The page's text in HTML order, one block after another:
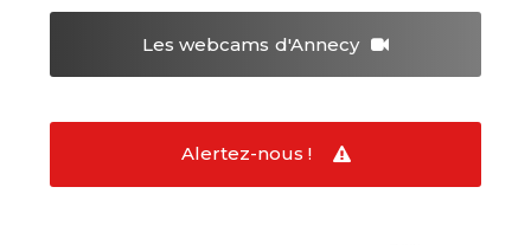
Les webcams d'Annecy
Alertez-nous !